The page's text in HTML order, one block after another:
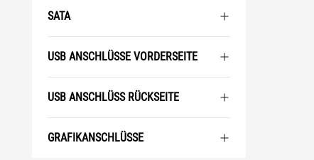
SATA
USB ANSCHLÜSSE VORDERSEITE
USB ANSCHLÜSS RÜCKSEITE
GRAFIKANSCHLÜSSE